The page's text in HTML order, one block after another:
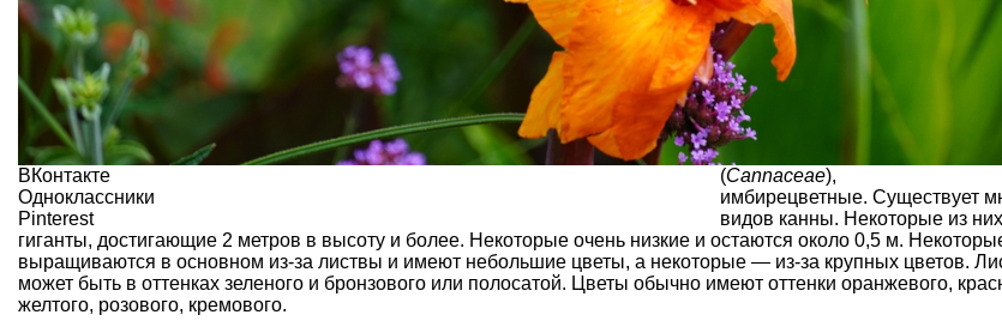
ВКонтакте
Одноклассники
Pinterest
(Cannaceae),
имбирецветные. Существует
видов канны. Некоторые из
гиганты, достигающие 2 метров в высоту и более. Некоторые очень низкие и остаются около 0,5 м.
выращиваются в основном из-за листвы и имеют небольшие цветы, а некоторые — из-за крупных цветов.
может быть в оттенках зеленого и бронзового или полосатой. Цветы обычно имеют оттенки оранжевого,
желтого, розового, кремового.